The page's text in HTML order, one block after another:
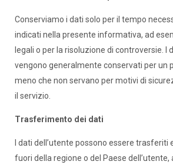
Conserviamo i dati solo per il tempo
indicati nella presente informativa, ad
legali o per la risoluzione di controversie. I
vengono generalmente conservati per un
meno che non servano per motivi di
il servizio.
Trasferimento dei dati
I dati dell’utente possono essere trasferiti
fuori della regione o del Paese dell’utente,